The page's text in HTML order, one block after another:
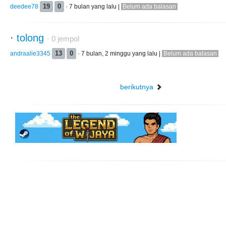
deedee78 19 0 · 7 bulan yang lalu | Belum ada balasan
· tolong · 0 jempol
andraalie3345 13 0 · 7 bulan, 2 minggu yang lalu | Belum ada balasan
berikutnya